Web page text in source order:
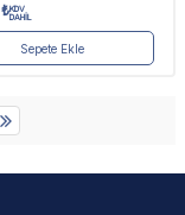
₺KDV
DAHİL
Sepete Ekle